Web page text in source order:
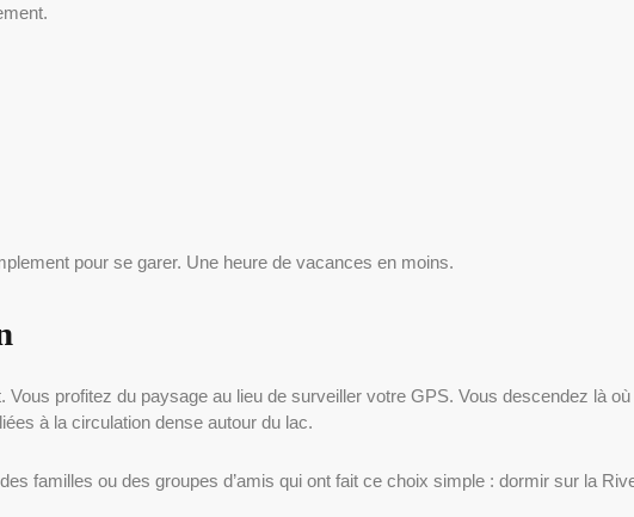
pour se garer. Une heure de vacances en moins.
Vous profitez du paysage au lieu de surveiller votre GPS. Vous descendez là
à la circulation dense autour du lac.
familles ou des groupes d’amis qui ont fait ce choix simple : dormir sur la